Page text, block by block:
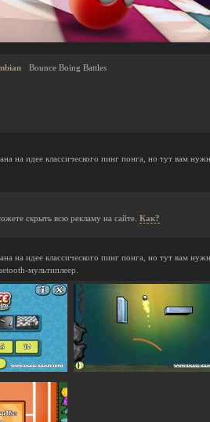
Bounce Boing Battles
на идее классического пинг понга, но тут вам
скрыть всю рекламу на сайте. Как?
на идее классического пинг понга, но тут вам
мультиплеер.